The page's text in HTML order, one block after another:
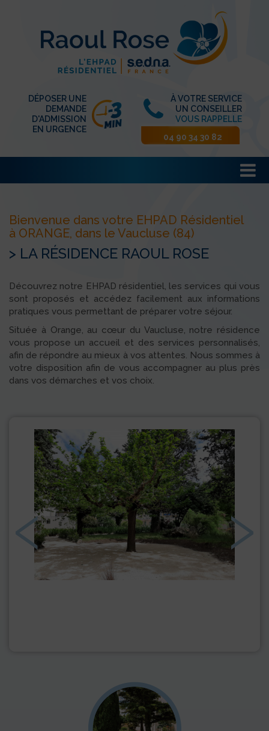
DÉPOSER UNE
DEMANDE
D'ADMISSION
EN URGENCE
À VOTRE SERVICE
UN CONSEILLER
VOUS RAPPELLE
04 90 34 30 82
Bienvenue dans votre EHPAD Résidentiel
à ORANGE, dans le Vaucluse (84)
> LA RÉSIDENCE RAOUL ROSE
Découvrez notre EHPAD résidentiel, les services qui vous
sont proposés et accédez facilement aux informations
pratiques vous permettant de préparer votre séjour.
Située à Orange, au cœur du Vaucluse, notre résidence
vous propose un accueil et des services personnalisés,
afin de répondre au mieux à vos attentes. Nous sommes à
votre disposition afin de vous accompagner au plus près
dans vos démarches et vos choix.
‹ ›